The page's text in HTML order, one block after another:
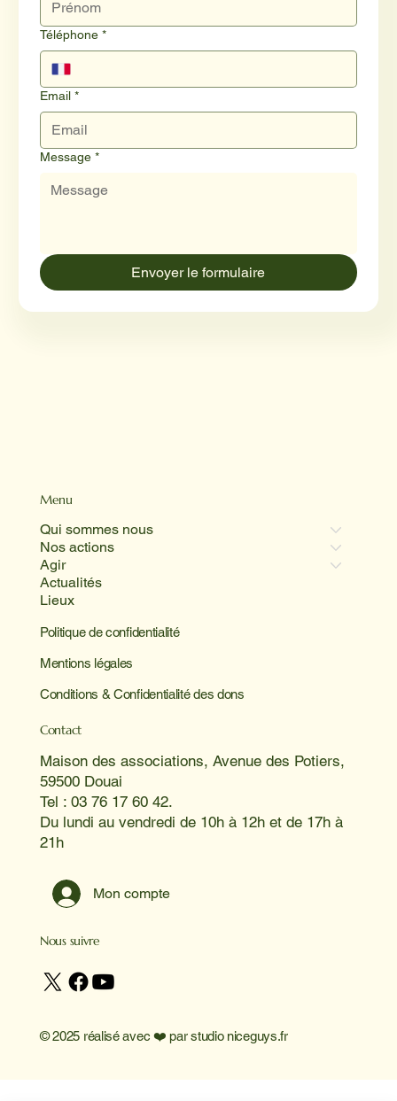
Menu
Qui sommes nous
Nos actions
Agir
Actualités
Lieux
Politique de confidentialité
Mentions légales
Conditions & Confidentialité des dons
Contact
Maison des associations, Avenue des Potiers,
59500 Douai
Tel : 03 76 17 60 42.
Du lundi au vendredi de 10h à 12h et de 17h à
21h
Mon compte
Nous suivre
© 2025 réalisé avec ❤️ parstudio niceguys.fr
Téléphone *
Email *
Message *
Envoyer le formulaire